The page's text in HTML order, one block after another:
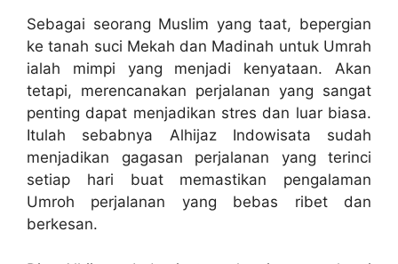
Sebagai seorang Muslim yang taat, bepergian
ke tanah suci Mekah dan Madinah untuk Umrah
ialah mimpi yang menjadi kenyataan. Akan
tetapi, merencanakan perjalanan yang sangat
penting dapat menjadikan stres dan luar biasa.
Itulah sebabnya Alhijaz Indowisata sudah
menjadikan gagasan perjalanan yang terinci
setiap hari buat memastikan pengalaman
Umroh perjalanan yang bebas ribet dan
berkesan.